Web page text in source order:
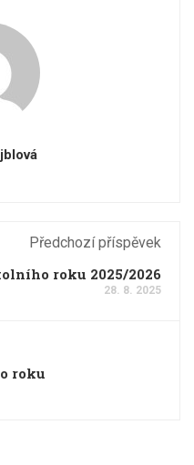
Předchozí příspěvek
roku 2025/2026
28. 8. 2025
roku